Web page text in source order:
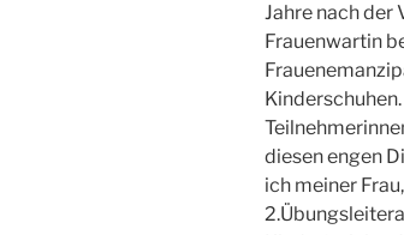
Jahre nach der
Frauenwartin
diesen engen
ich meiner